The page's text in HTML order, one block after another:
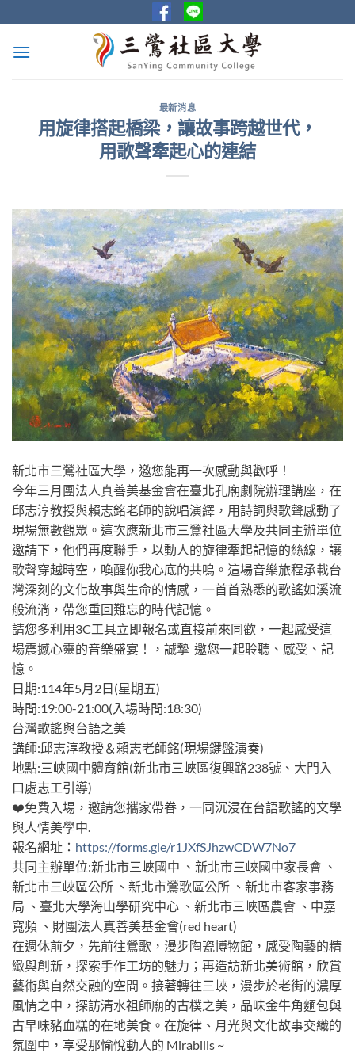
to
content
最新消息
用旋律搭起橋梁，讓故事跨越世代，
用歌聲牽起心的連結
新北市三鶯社區大學，邀您能再一次感動與歡呼！
今年三月團法人真善美基金會在臺北孔廟劇院辦理講座，在
邱志淳教授與賴志銘老師的說唱演繹，用詩詞與歌聲感動了
現場無數觀眾。這次應新北市三鶯社區大學及共同主辦單位
邀請下，他們再度聯手，以動人的旋律牽起記憶的絲線，讓
歌聲穿越時空，喚醒你我心底的共鳴。這場音樂旅程承載台
灣深刻的文化故事與生命的情感，一首首熟悉的歌謠如溪流
般流淌，帶您重回難忘的時代記憶。
請您多利用3C工具立即報名或直接前來同歡，一起感受這
場震撼心靈的音樂盛宴！，誠摯 邀您一起聆聽、感受、記
憶。
日期:114年5月2日(星期五)
時間:19:00-21:00(入場時間:18:30)
台灣歌謠與台語之美
講師:邱志淳教授＆賴志老師銘(現場鍵盤演奏)
地點:三峽國中體育館(新北市三峽區復興路238號、大門入
口處志工引導)
❤️免費入場，邀請您攜家帶眷，一同沉浸在台語歌謠的文學
與人情美學中.
報名網址： https://forms.gle/r1JXfSJhzwCDW7No7
共同主辦單位:新北市三峽國中 、新北市三峽國中家長會 、
新北市三峽區公所 、新北市鶯歌區公所 、新北市客家事務
局 、臺北大學海山學研究中心 、新北市三峽區農會 、中嘉
寬頻 、財團法人真善美基金會(red heart)
在週休前夕，先前往鶯歌，漫步陶瓷博物館，感受陶藝的精
緻與創新，探索手作工坊的魅力；再造訪新北美術館，欣賞
藝術與自然交融的空間。接著轉往三峽，漫步於老街的濃厚
風情之中，探訪清水祖師廟的古樸之美，品味金牛角麵包與
古早味豬血糕的在地美食。在旋律、月光與文化故事交織的
氛圍中，享受那愉悅動人的 Mirabilis ~